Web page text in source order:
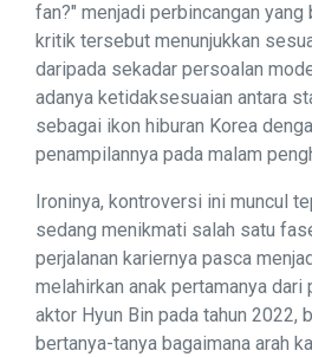
fan?" menjadi perbincangan yang
kritik tersebut menunjukkan
daripada sekadar persoalan
adanya ketidaksesuaian antara
sebagai ikon hiburan Korea
penampilannya pada malam
Ironinya, kontroversi ini muncul
sedang menikmati salah satu
perjalanan kariernya pasca
melahirkan anak pertamanya dari
aktor Hyun Bin pada tahun 2022,
bertanya-tanya bagaimana arah